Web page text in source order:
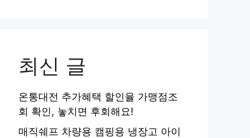
최신 글
온통대전 추가혜택 할인율 가맹점조
회 확인, 놓치면 후회해요!
매직쉐프 차량용 캠핑용 냉장고 아이